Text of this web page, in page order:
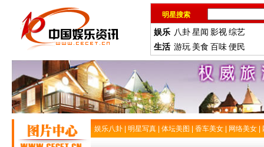
明星搜索
娱乐 八卦星闻 影视综艺
生活 游玩 美食 百味便民
娱乐八卦 明星写真 体坛美图 香车美女 网络美女